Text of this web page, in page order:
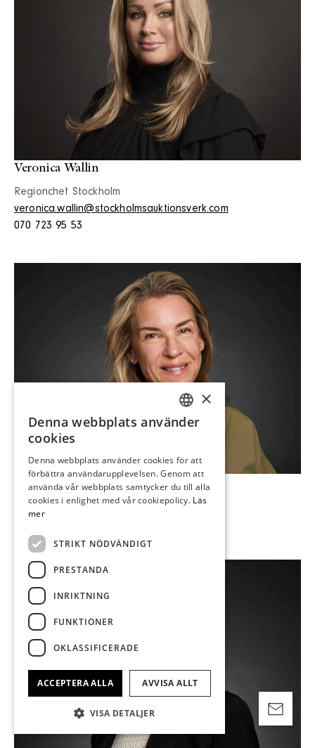
Veronica Wallin
Regionchef Stockholm
veronica.wallin@stockholmsauktionsverk.com
070 723 95 53
Sofia Tegnér
Värderingsman
SWEDISH
GERMAN
ENGLISH
×
Denna webbplats använder
cookies
Denna webbplats använder cookies för att
förbättra användarupplevelsen. Genom att
använda vår webbplats samtycker du till alla
cookies i enlighet med vår cookiepolicy. Läs
mer
STRIKT NÖDVÄNDIGT
PRESTANDA
INRIKTNING
FUNKTIONER
OKLASSIFICERADE
ACCEPTERA ALLA AVVISA ALLT
VISA DETALJER